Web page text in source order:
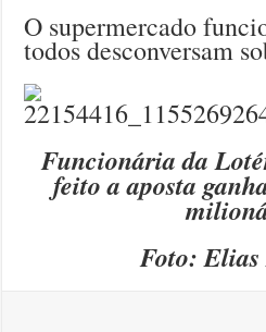
O supermercado
todos desconversam
Funcionária da
feito a aposta
Foto: Elias